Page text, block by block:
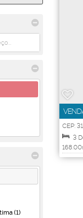
(1)
CEP:
Belo
3
168.00
1